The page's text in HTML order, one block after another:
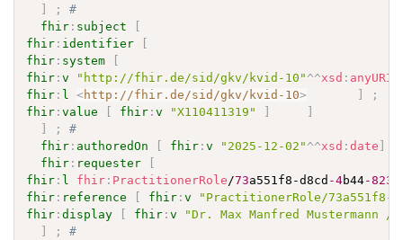
;
#
fhir : subject
fhir : identifier
fhir : system
fhir :v "http://fhir.de/sid/gkv/kvid-10" ^^xsd : anyURI
fhir : l <http://fhir.de/sid/gkv/kvid-10>
;
fhir :value fhir :v "X110411319"
;
#
fhir : authoredOn fhir :v "2025-12-02" ^^xsd :date
fhir : requester
fhir : l fhir : PractitionerRole /73a551f8-d8cd -4b44-823
fhir : reference fhir :v
"PractitionerRole/73a551f8-
fhir :display fhir :v
"Dr. Max Manfred Mustermann /
;
#